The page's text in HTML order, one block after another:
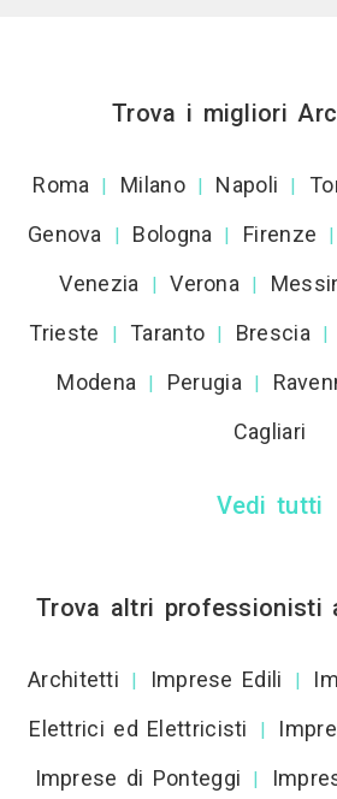
Trova i migliori
Roma | Milano | Napoli |
Genova | Bologna | Firenze |
Venezia | Verona |
Trieste | Taranto | Brescia |
Modena | Perugia |
Cagliari
Vedi tutti
Trova altri professionisti
Architetti | Imprese Edili |
Elettrici ed Elettricisti
|
Imprese di Ponteggi |